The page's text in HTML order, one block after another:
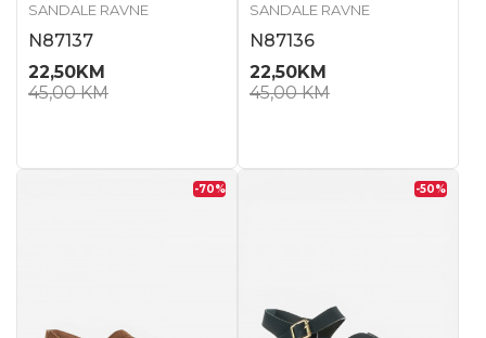
SANDALE RAVNE
N87137
22,50KM
45,00KM
SANDALE RAVNE
N87136
22,50KM
45,00KM
-70% -50%